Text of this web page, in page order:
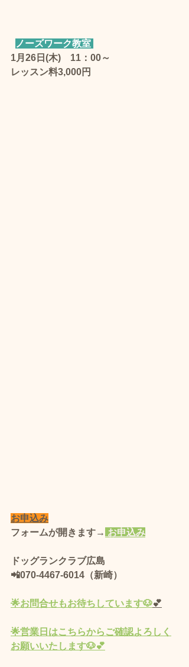
ノーズワーク教室
1月26日(木)　11：00～
レッスン料3,000円
お申込み
フォームが開きます→ お申込み
ドッグランクラブ広島
📲070-4467-6014（新崎）
🌟お問合せもお待ちしています🐶💕
🌟営業 日 はこちらからご確認よろしく
お願いいたします🐶💕